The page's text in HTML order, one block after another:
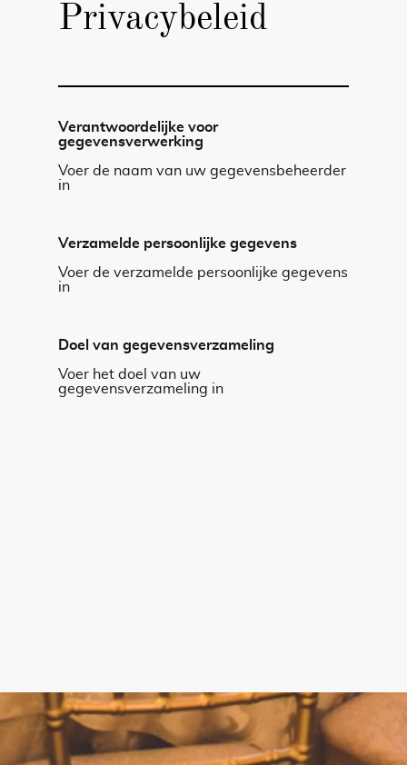
Privacybeleid
Verantwoordelijke voor
gegevensverwerking
Voer de naam van uw gegevensbeheerder
in
Verzamelde persoonlijke gegevens
Voer de verzamelde persoonlijke gegevens
in
Doel van gegevensverzameling
Voer het doel van uw
gegevensverzameling in